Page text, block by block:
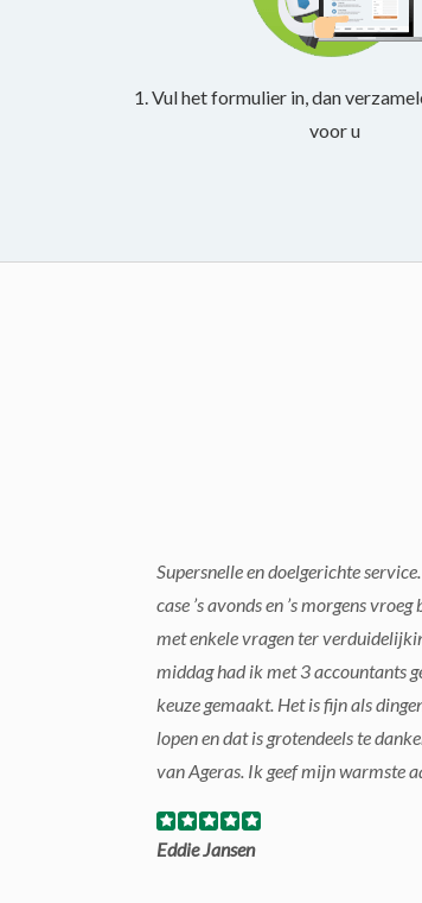
1. Vul het formulier in, dan
voor u
Supersnelle en doelgerichte
case ’s avonds en ’s morgens
met enkele vragen ter
middag had ik met 3 accountants
keuze gemaakt. Het is fijn als
lopen en dat is grotendeels te
van Ageras. Ik geef mijn warmste
Eddie Jansen